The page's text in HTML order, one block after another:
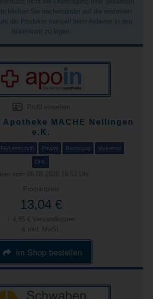
klicken Sie nacheinander auf die einzelnen
die Produkte manuell beim Anbieter in den
Warenkorb zu legen.
Profil einsehen
Apotheke MACHE Nellingen
e.K.
Lastschrift Paypal Rechnung Vorkasse
DHL
vom 06.08.2026 19:53 Uhr
Produktpreis
13,04 €
+ 4,85 € Versandkosten
& inkl. MwSt.
im Shop bestellen